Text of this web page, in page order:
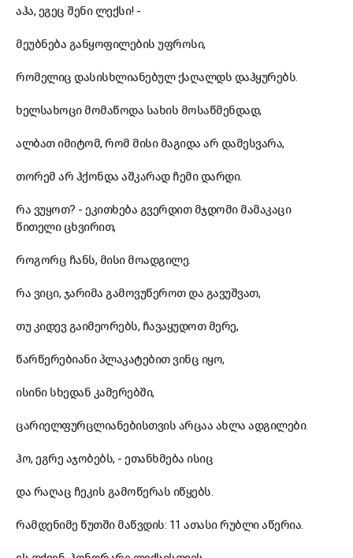
აჰა, ეგეც შენი ლექსი! -
მეუბნება განყოფილების უფროსი,
რომელიც დასისხლიანებულ ქაღალდს დაჰყურებს.
ხელსახოცი მომაწოდა სახის მოსაწმენდად,
ალბათ იმიტომ, რომ მისი მაგიდა არ დამესვარა,
თორემ არ ჰქონდა აშკარად ჩემი დარდი.
რა ვუყოთ? - ეკითხება გვერდით მჯდომი მამაკაცი
წითელი ცხვირით,
როგორც ჩანს, მისი მოადგილე.
რა ვიცი, ჯარიმა გამოვუწეროთ და გავუშვათ,
თუ კიდევ გაიმეორებს, ჩავაყუდოთ მერე,
წარწერებიანი პლაკატებით ვინც იყო,
ისინი სხედან კამერებში,
ცარიელფურცლიანებისთვის არცაა ახლა ადგილები.
ჰო, ეგრე აჯობებს, - ეთანხმება ისიც
და რაღაც ჩეკის გამოწერას იწყებს.
რამდენიმე წუთში მაწვდის: 11 ათასი რუბლი აწერია.